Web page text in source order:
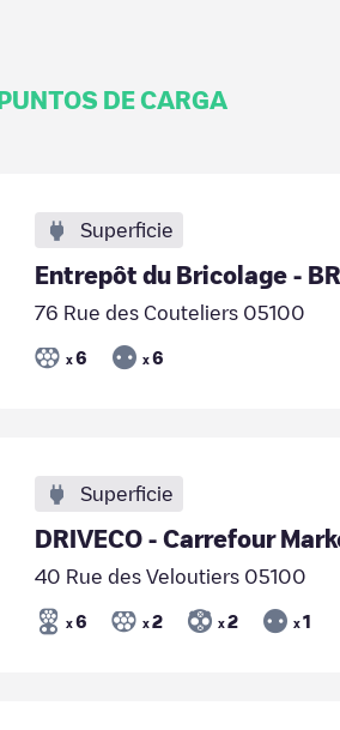
PUNTOS DE CARGA
Superficie
76 Rue des Couteliers 05100
x 6 x 6
Superficie
40 Rue des Veloutiers 05100
x 6 x 2 x 2 x 1